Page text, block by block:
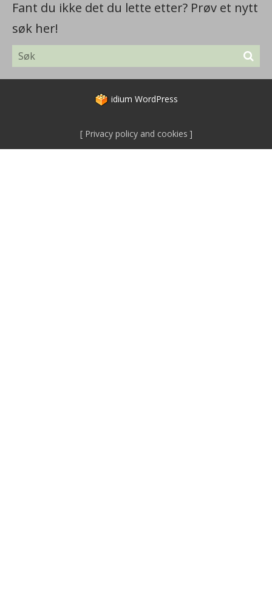
Fant du ikke det du lette etter? Prøv et nytt
søk her!
idium WordPress
Privacy policy and cookies